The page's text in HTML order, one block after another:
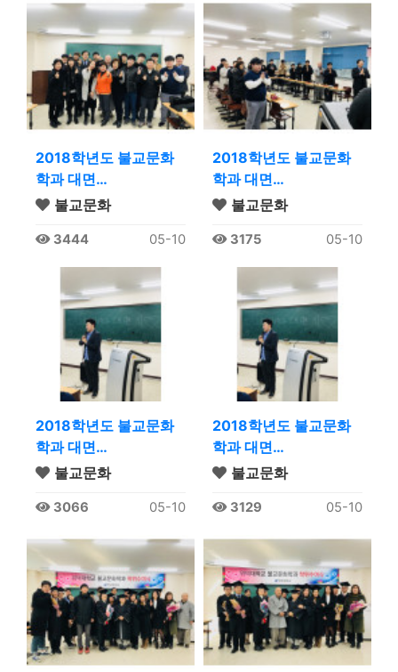
2018학년도 불교문화
학과 대면…
불교문화
3444 05-10
2018학년도 불교문화
학과 대면…
불교문화
3175 05-10
2018학년도 불교문화
학과 대면…
불교문화
3066 05-10
2018학년도 불교문화
학과 대면…
불교문화
3129 05-10